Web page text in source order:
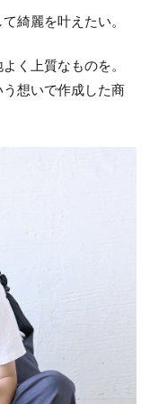
綺麗を叶えたい。
く上質なものを。
想いで作成した商